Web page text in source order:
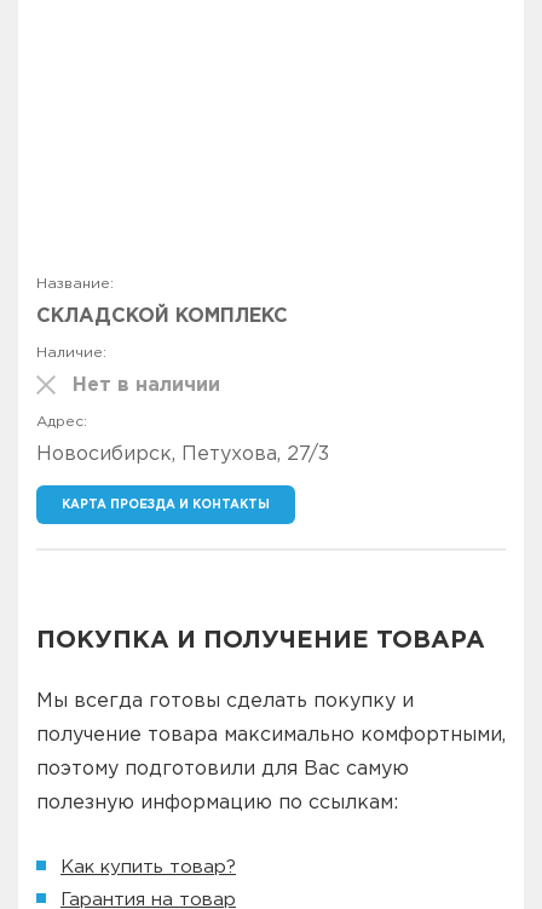
СКЛАДСКОЙ КОМПЛЕКС
Нет в наличии
Новосибирск, Петухова, 27/3
КАРТА ПРОЕЗДА И КОНТАКТЫ
ПОКУПКА И ПОЛУЧЕНИЕ ТОВАРА
Мы всегда готовы сделать покупку и
получение товара максимально комфортными,
поэтому подготовили для Вас самую
полезную информацию по ссылкам:
Как купить товар?
Гарантия на товар